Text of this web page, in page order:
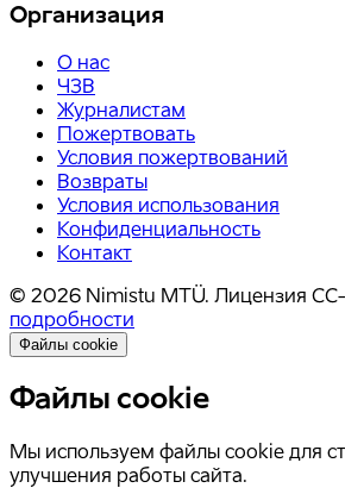
Организация
О нас
ЧЗВ
Журналистам
Пожертвовать
Условия пожертвований
Возвраты
Условия использования
Конфиденциальность
Контакт
© 2026 Nimistu MTÜ. Лицензия
подробности
Файлы cookie
Файлы cookie
Мы используем файлы cookie для
улучшения работы сайта.